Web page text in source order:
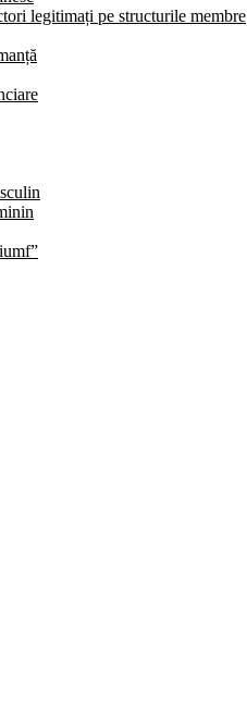
legitimați pe structurile membre